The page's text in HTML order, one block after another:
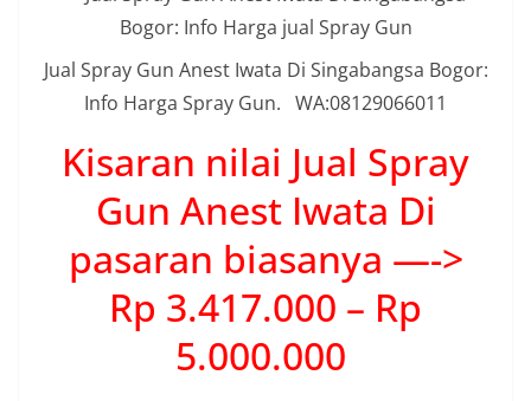
Jual Spray Gun Anest Iwata Di Singabangsa Bogor:
Info Harga Spray Gun. WA:08129066011
Kisaran nilai Jual Spray
Gun Anest Iwata Di
pasaran biasanya —->
Rp 3.417.000 – Rp
5.000.000